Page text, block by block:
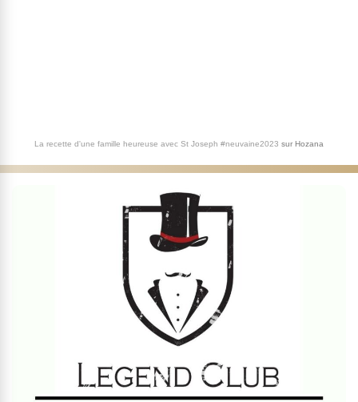
La recette d'une famille heureuse avec St Joseph #neuvaine2023 sur Hozana